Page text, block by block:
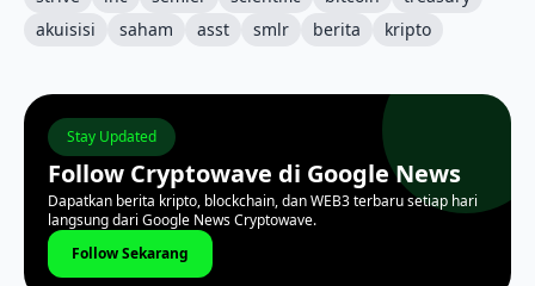
akuisisi
saham asst smlr berita kripto
Stay Updated
Follow Cryptowave di Google News
Dapatkan berita kripto, blockchain, dan WEB3 terbaru setiap hari
langsung dari Google News Cryptowave.
Follow Sekarang